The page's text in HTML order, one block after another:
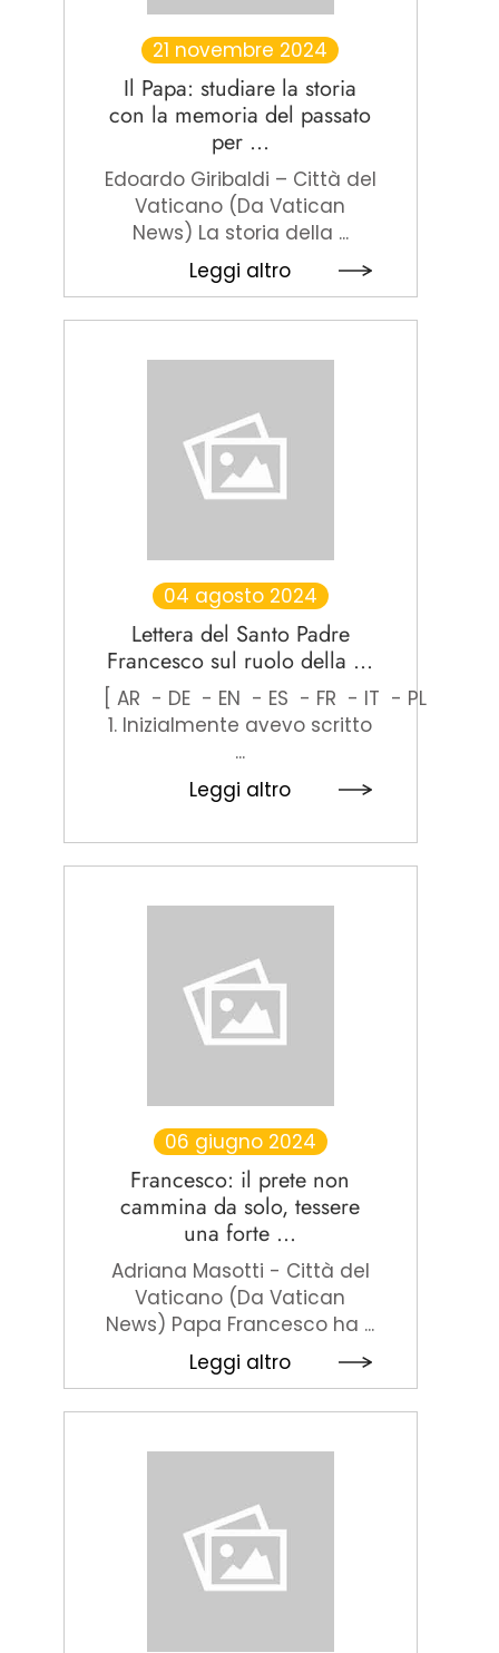
21 novembre 2024
Il Papa: studiare la storia
con la memoria del passato
per ...
Edoardo Giribaldi – Città del
Vaticano (Da Vatican
News) La storia della ...
Leggi altro
04 agosto 2024
Lettera del Santo Padre
Francesco sul ruolo della ...
[ AR - DE - EN - ES - FR - IT - PL - PT ]
1. Inizialmente avevo scritto
...
Leggi altro
06 giugno 2024
Francesco: il prete non
cammina da solo, tessere
una forte ...
Adriana Masotti - Città del
Vaticano (Da Vatican
News) Papa Francesco ha ...
Leggi altro